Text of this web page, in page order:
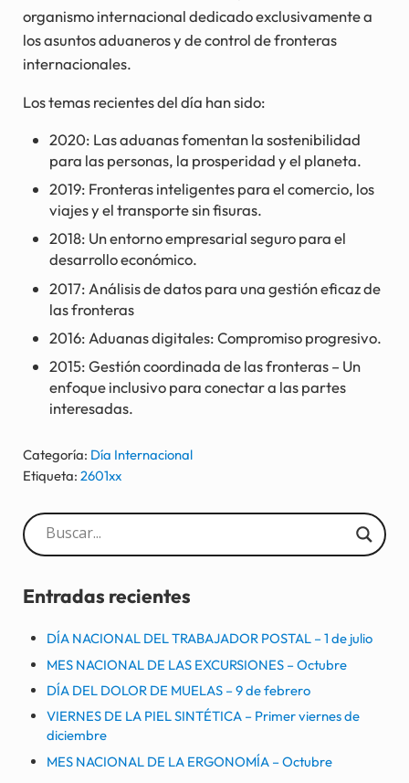
organismo internacional dedicado exclusivamente a
los asuntos aduaneros y de control de fronteras
internacionales.
Los temas recientes del día han sido:
2020: Las aduanas fomentan la sostenibilidad
para las personas, la prosperidad y el planeta.
2019: Fronteras inteligentes para el comercio, los
viajes y el transporte sin fisuras.
2018: Un entorno empresarial seguro para el
desarrollo económico.
2017: Análisis de datos para una gestión eficaz de
las fronteras
2016: Aduanas digitales: Compromiso progresivo.
2015: Gestión coordinada de las fronteras – Un
enfoque inclusivo para conectar a las partes
interesadas.
Categoría: Día Internacional
Etiqueta: 2601xx
Sidebar
Entradas recientes
DÍA NACIONAL DEL TRABAJADOR POSTAL – 1 de julio
MES NACIONAL DE LAS EXCURSIONES – Octubre
DÍA DEL DOLOR DE MUELAS – 9 de febrero
VIERNES DE LA PIEL SINTÉTICA – Primer viernes de
diciembre
MES NACIONAL DE LA ERGONOMÍA – Octubre